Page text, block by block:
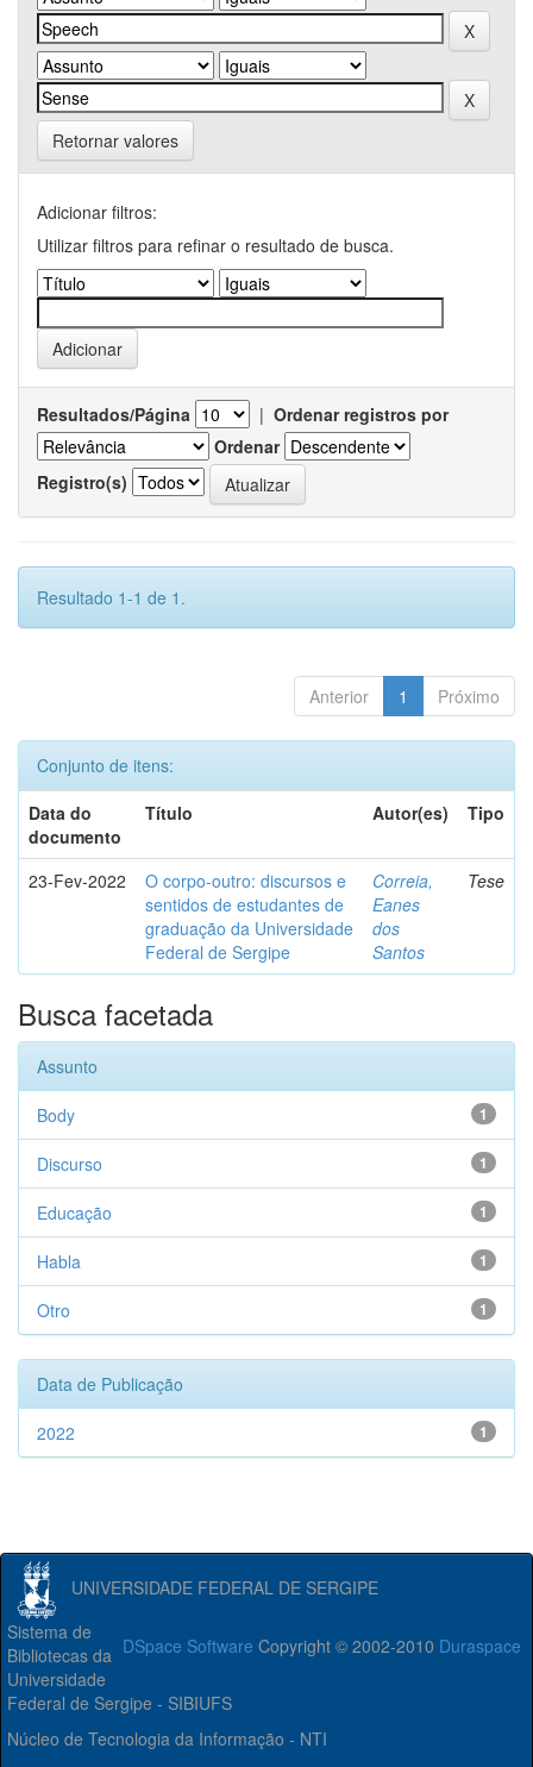
Retornar valores
Adicionar filtros:
Utilizar filtros para refinar o resultado de busca.
Resultados/Página | Ordenar registros por
Ordenar
Registro(s)
Resultado 1-1 de 1.
Anterior 1 Próximo
Conjunto de itens:
Data do
documento
Título Autor(es) Tipo
23-Fev-2022
O corpo-outro: discursos e
sentidos de estudantes de
graduação da Universidade
Federal de Sergipe
Correia,
Eanes
dos
Santos
Tese
Busca facetada
Assunto
1
Body
1
Discurso
1
Educação
1
Habla
1
Otro
Data de Publicação
1
2022
UNIVERSIDADE FEDERAL DE SERGIPE
DSpace Software Copyright © 2002-2010 Duraspace
Sistema de
Bibliotecas da
Universidade
Federal de Sergipe - SIBIUFS
Núcleo de Tecnologia da Informação - NTI